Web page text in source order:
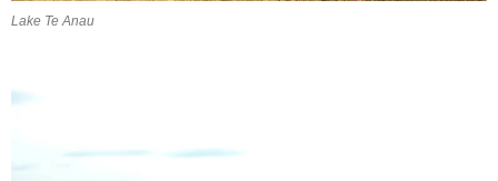
Lake Te Anau